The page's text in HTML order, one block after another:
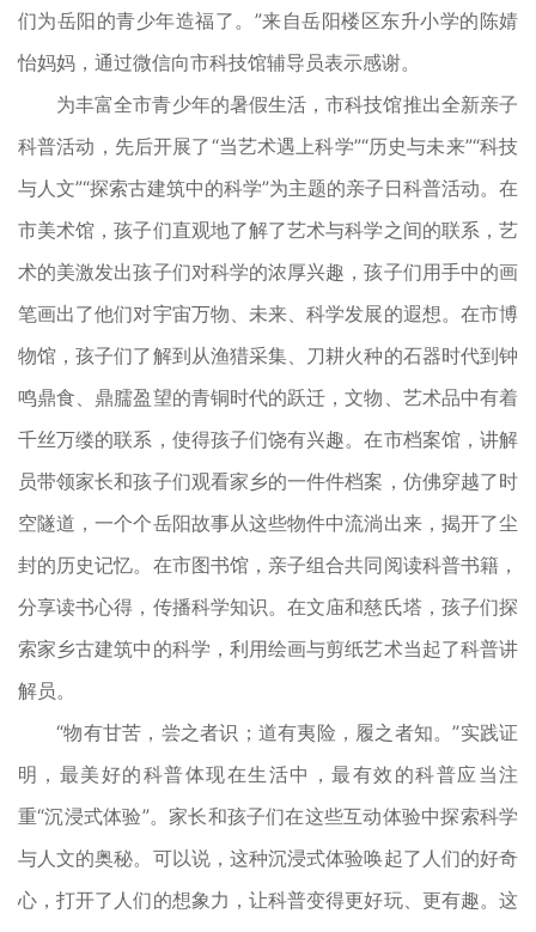
们为岳阳的青少年造福了。”来自岳阳楼区东升小学的陈婧
怡妈妈，通过微信向市科技馆辅导员表示感谢。
为丰富全市青少年的暑假生活，市科技馆推出全新亲子
科普活动，先后开展了“当艺术遇上科学”“历史与未来”“科技
与人文”“探索古建筑中的科学”为主题的亲子日科普活动。在
市美术馆，孩子们直观地了解了艺术与科学之间的联系，艺
术的美激发出孩子们对科学的浓厚兴趣，孩子们用手中的画
笔画出了他们对宇宙万物、未来、科学发展的遐想。在市博
物馆，孩子们了解到从渔猎采集、刀耕火种的石器时代到钟
鸣鼎食、鼎臑盈望的青铜时代的跃迁，文物、艺术品中有着
千丝万缕的联系，使得孩子们饶有兴趣。在市档案馆，讲解
员带领家长和孩子们观看家乡的一件件档案，仿佛穿越了时
空隧道，一个个岳阳故事从这些物件中流淌出来，揭开了尘
封的历史记忆。在市图书馆，亲子组合共同阅读科普书籍，
分享读书心得，传播科学知识。在文庙和慈氏塔，孩子们探
索家乡古建筑中的科学，利用绘画与剪纸艺术当起了科普讲
解员。
“物有甘苦，尝之者识；道有夷险，履之者知。”实践证
明，最美好的科普体现在生活中，最有效的科普应当注
重“沉浸式体验”。家长和孩子们在这些互动体验中探索科学
与人文的奥秘。可以说，这种沉浸式体验唤起了人们的好奇
心，打开了人们的想象力，让科普变得更好玩、更有趣。这